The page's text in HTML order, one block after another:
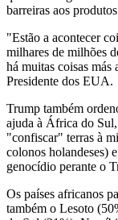
barreiras aos
"Estão a acontecer
milhares de milhões
há muitas coisas
Presidente dos EUA.
Trump também
ajuda à África do
"confiscar" terras à
colonos holandeses)
genocídio perante o
Os países africanos
também o Lesoto